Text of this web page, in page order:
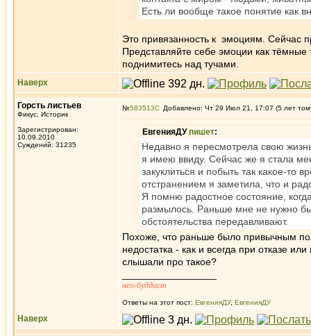
Есть ли вообще такое понятие как
Это привязанность к эмоциям. Сейчас
Представляйте себе эмоции как
поднимитесь над тучами.
Наверх
Горсть листьев
Фикус, Историк
Зарегистрирован:
10.09.2010
Суждений: 31235
№583513 Добавлено: Чт 29 Июл 21, 17:07 (5 лет
ЕвгенияДУпишет:
Недавно я пересмотрела свою
я имею ввиду. Сейчас же я стала
закуклиться и побыть так какое-то
отстранением я заметила, что и
Я помню радостное состояние,
размылось. Раньше мне не нужно
обстоятельства передавливают.
Похоже, что раньше было привычным
недостатка - как и всегда при отказе
слышали про такое?
нео-буддист
Ответы на этот пост: ЕвгенияДУ, ЕвгенияДУ
Наверх